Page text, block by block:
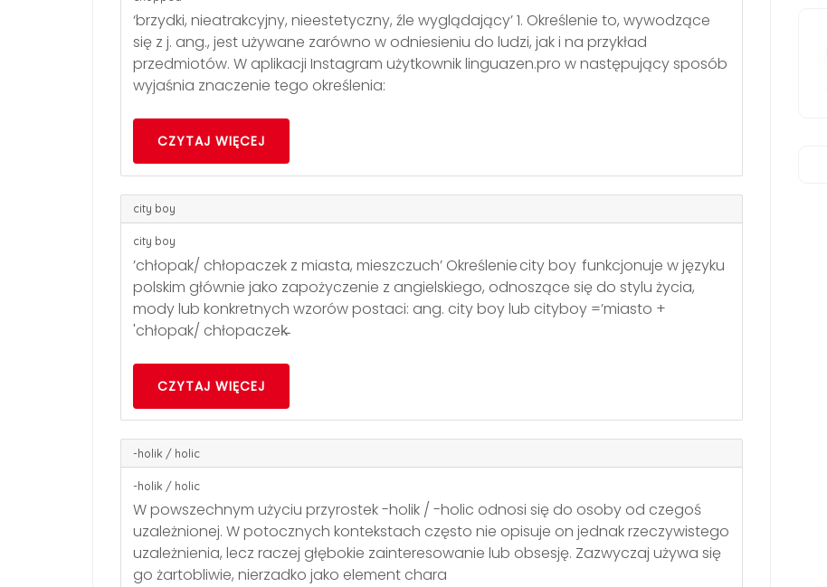
‘brzydki, nieatrakcyjny, nieestetyczny, źle wyglądający’ 1. Określenie to, wywodzące
się z j. ang., jest używane zarówno w odniesieniu do ludzi, jak i na przykład
przedmiotów. W aplikacji Instagram użytkownik linguazen.pro w następujący sposób
wyjaśnia znaczenie tego określenia:
CZYTAJ WIĘCEJ
city boy
city boy
’chłopak/ chłopaczek z miasta, mieszczuch’ Określenie city boy funkcjonuje w języku
polskim głównie jako zapożyczenie z angielskiego, odnoszące się do stylu życia,
mody lub konkretnych wzorów postaci: ang. city boy lub cityboy =’miasto +
'chłopak/ chłopaczek̵
CZYTAJ WIĘCEJ
-holik / holic
-holik / holic
W powszechnym użyciu przyrostek -holik / -holic odnosi się do osoby od czegoś
uzależnionej. W potocznych kontekstach często nie opisuje on jednak rzeczywistego
uzależnienia, lecz raczej głębokie zainteresowanie lub obsesję. Zazwyczaj używa się
go żartobliwie, nierzadko jako element chara